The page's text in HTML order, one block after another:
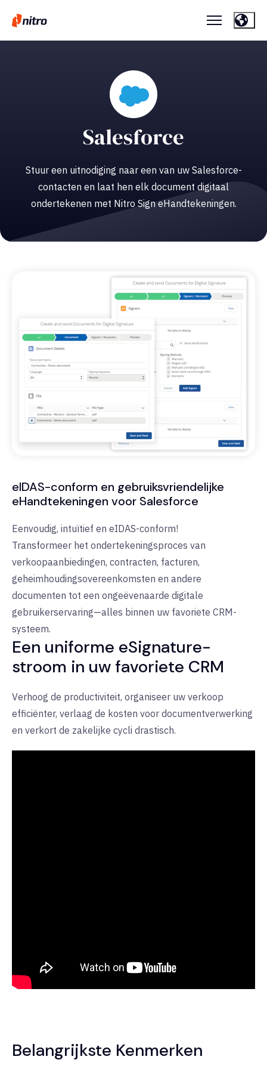
Salesforce
Stuur een uitnodiging naar een van uw Salesforce-
contacten en laat hen elk document digitaal
ondertekenen met Nitro Sign eHandtekeningen.
eIDAS-conform en gebruiksvriendelijke
eHandtekeningen voor Salesforce
Eenvoudig, intuïtief en eIDAS-conform!
Transformeer het ondertekeningsproces van
verkoopaanbiedingen, contracten, facturen,
geheimhoudingsovereenkomsten en andere
documenten tot een ongeëvenaarde digitale
gebruikerservaring—alles binnen uw favoriete CRM-
systeem.
Een uniforme eSignature-
stroom in uw favoriete CRM
Verhoog de productiviteit, organiseer uw verkoop
efficiënter, verlaag de kosten voor documentverwerking
en verkort de zakelijke cycli drastisch.
onlangs hernaamde Nitro Sign-aanbod.
Belangrijkste Kenmerken